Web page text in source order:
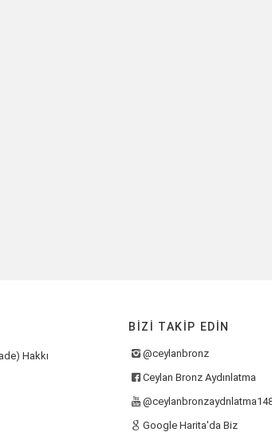
Hakkı
BIZI TAKIP EDIN
@ceylanbronz
Ceylan Bronz Aydınlatma
Google Harita'da Biz